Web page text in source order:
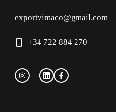
exportvimaco@gmail.com
+34 722 884 270